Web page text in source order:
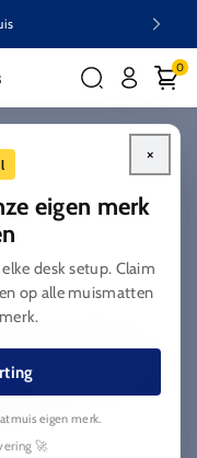
0
×
eigen merk
desk setup. Claim
op alle muismatten
eigen merk.
🚀